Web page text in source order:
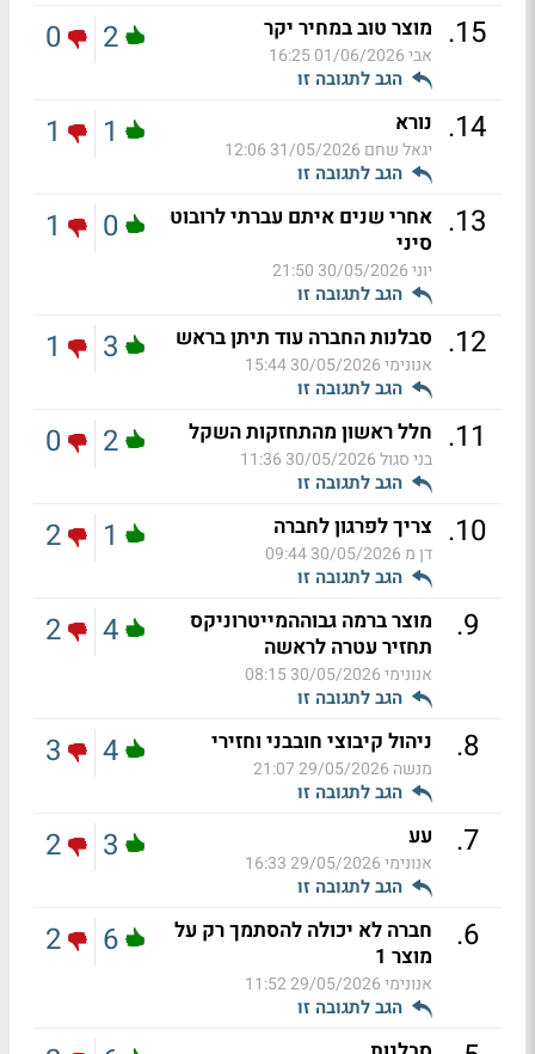
15
. מוצר טוב במחיר יקר
אבי01/06/2026 16:25
הגב לתגובה זו
2
0
14
. נורא
יגאל שחם 31/05/2026 12:06
הגב לתגובה זו
1
1
13
. אחרי שנים איתם עברתי לרובוט
סיני
יוני30/05/2026 21:50
הגב לתגובה זו
0
1
12
. סבלנות החברה עוד תיתן בראש
אנונימי30/05/2026 15:44
הגב לתגובה זו
3
1
11
. חלל ראשון מהתחזקות השקל
בני סגול30/05/2026 11:36
הגב לתגובה זו
2
0
10
. צריך לפרגון לחברה
דן מ 30/05/2026 09:44
הגב לתגובה זו
1
2
9
.
מוצר ברמה גבוההמייטרוניקס
תחזיר עטרה לראשה
אנונימי30/05/2026 08:15
הגב לתגובה זו
4
2
8
. ניהול קיבוצי חובבני וחזירי
מנשה 29/05/2026 21:07
הגב לתגובה זו
4
3
7
. עע
אנונימי29/05/2026 16:33
הגב לתגובה זו
3
2
6
.
חברה לא יכולה להסתמך רק על
מוצר 1
אנונימי29/05/2026 11:52
הגב לתגובה זו
6
2